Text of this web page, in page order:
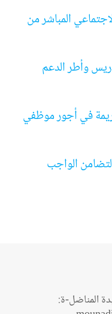
المباشر من
وأطر الدعم
في أجور موظفي
الواجب
المناضل-ة: